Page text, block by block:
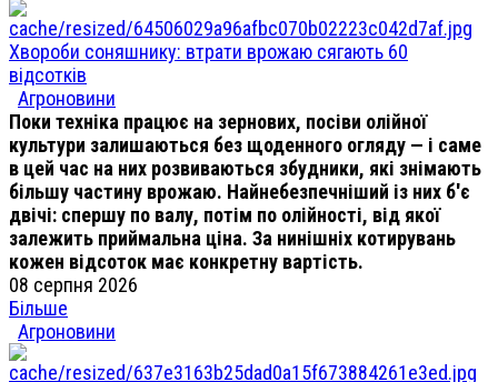
Хвороби соняшнику: втрати врожаю сягають 60
відсотків
Агроновини
Поки техніка працює на зернових, посіви олійної
культури залишаються без щоденного огляду — і саме
в цей час на них розвиваються збудники, які знімають
більшу частину врожаю. Найнебезпечніший із них б'є
двічі: спершу по валу, потім по олійності, від якої
залежить приймальна ціна. За нинішніх котирувань
кожен відсоток має конкретну вартість.
08 серпня 2026
Більше
Агроновини